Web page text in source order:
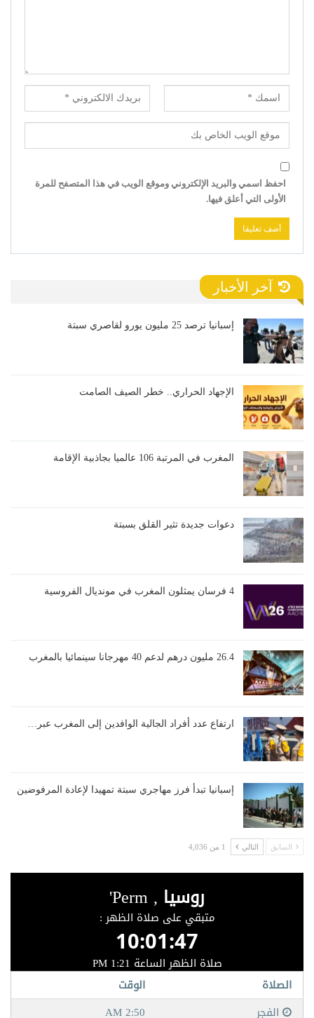
احفظ اسمي والبريد الإلكتروني وموقع الويب في هذا المتصفح للمرة
الأولى التي أعلق فيها.
آخر الأخبار
إسبانيا ترصد 25 مليون يورو لقاصري سبتة
الإجهاد الحراري.. خطر الصيف الصامت
المغرب في المرتبة 106 عالميا بجاذبية الإقامة
دعوات جديدة تثير القلق بسبتة
4 فرسان يمثلون المغرب في مونديال الفروسية
26.4 مليون درهم لدعم 40 مهرجانا سينمائيا بالمغرب
ارتفاع عدد أفراد الجالية الوافدين إلى المغرب عبر…
إسبانيا تبدأ فرز مهاجري سبتة تمهيدا لإعادة المرفوضين
السابق التالي 1 من 4,036